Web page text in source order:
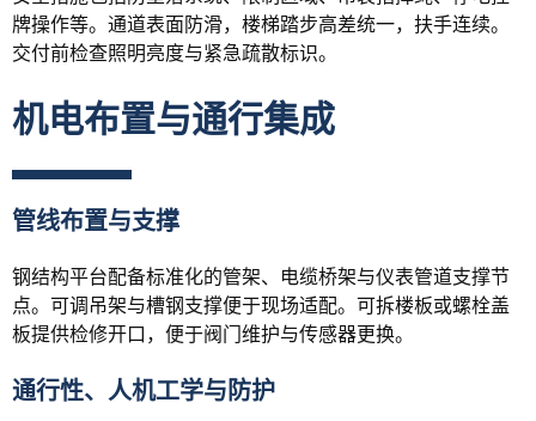
牌操作等。通道表面防滑，楼梯踏步高差统一，扶手连续。
交付前检查照明亮度与紧急疏散标识。
机电布置与通行集成
管线布置与支撑
钢结构平台配备标准化的管架、电缆桥架与仪表管道支撑节
点。可调吊架与槽钢支撑便于现场适配。可拆楼板或螺栓盖
板提供检修开口，便于阀门维护与传感器更换。
通行性、人机工学与防护